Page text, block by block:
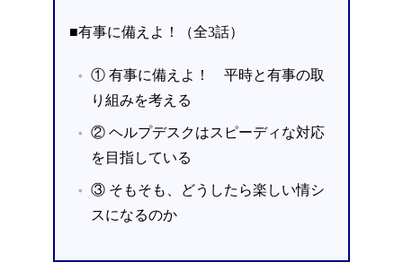
■有事に備えよ！（全3話）
① 有事に備えよ！ 平時と有事の取
り組みを考える
② ヘルプデスクはスピーディな対応
を目指している
③ そもそも、どうしたら楽しい情シ
スになるのか